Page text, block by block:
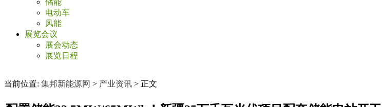
储能
电动车
风能
展览会议
展会动态
展览日程
当前位置: 集邦新能源网 > 产业资讯 > 正文